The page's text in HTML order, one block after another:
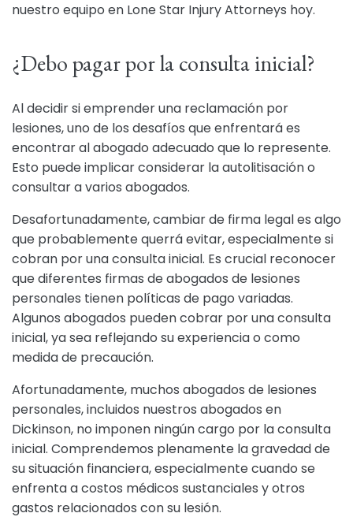
nuestro equipo en Lone Star Injury Attorneys hoy.
¿Debo pagar por la consulta inicial?
Al decidir si emprender una reclamación por
lesiones, uno de los desafíos que enfrentará es
encontrar al abogado adecuado que lo represente.
Esto puede implicar considerar la autolitisación o
consultar a varios abogados.
Desafortunadamente, cambiar de firma legal es algo
que probablemente querrá evitar, especialmente si
cobran por una consulta inicial. Es crucial reconocer
que diferentes firmas de abogados de lesiones
personales tienen políticas de pago variadas.
Algunos abogados pueden cobrar por una consulta
inicial, ya sea reflejando su experiencia o como
medida de precaución.
Afortunadamente, muchos abogados de lesiones
personales, incluidos nuestros abogados en
Dickinson, no imponen ningún cargo por la consulta
inicial. Comprendemos plenamente la gravedad de
su situación financiera, especialmente cuando se
enfrenta a costos médicos sustanciales y otros
gastos relacionados con su lesión.